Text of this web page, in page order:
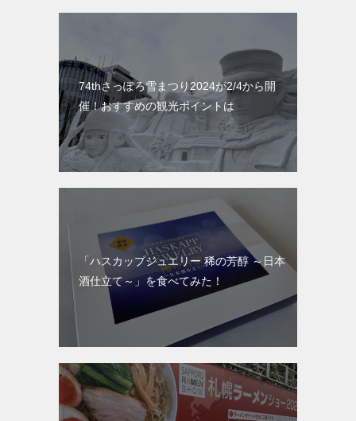
74thさっぽろ雪まつり2024が2/4から開
催！おすすめの観光ポイントは
「ハスカップジュエリー 稀の芳醇 ～日本
酒仕立て～」を食べてみた！